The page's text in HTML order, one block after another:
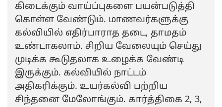
கிடைக்கும் வாய்ப்புகளை பயன்படுத்தி
கொள்ள வேண்டும். மாணவர்களுக்கு
கல்வியில் எதிர்பாராத தடை, தாமதம்
உண்டாகலாம். சிறிய வேலையும் செய்து
முடிக்க கூடுதலாக உழைக்க வேண்டி
இருக்கும். கல்வியில் நாட்டம்
அதிகரிக்கும். உயர்கல்வி பற்றிய
சிந்தனை மேலோங்கும். கார்த்திகை 2, 3,